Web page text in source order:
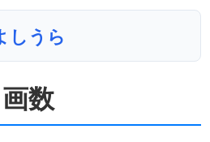
しうら
画数